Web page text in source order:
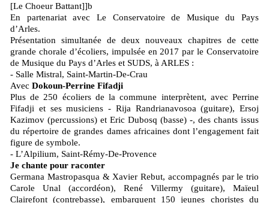
[Le Choeur Battant]]b
En partenariat avec Le Conservatoire de Musique du Pays
d’Arles.
Présentation simultanée de deux nouveaux chapitres de cette
grande chorale d’écoliers, impulsée en 2017 par le Conservatoire
de Musique du Pays d’Arles et SUDS, à ARLES :
- Salle Mistral, Saint-Martin-De-Crau
Avec Dokoun-Perrine Fifadji
Plus de 250 écoliers de la commune interprètent, avec Perrine
Fifadji et ses musiciens - Rija Randrianavosoa (guitare), Ersoj
Kazimov (percussions) et Eric Dubosq (basse) -, des chants issus
du répertoire de grandes dames africaines dont l’engagement fait
figure de symbole.
- L’Alpilium, Saint-Rémy-De-Provence
Je chante pour raconter
Germana Mastropasqua & Xavier Rebut, accompagnés par le trio
Carole Unal (accordéon), René Villermy (guitare), Maïeul
Clairefont (contrebasse), embarquent 150 jeunes choristes du